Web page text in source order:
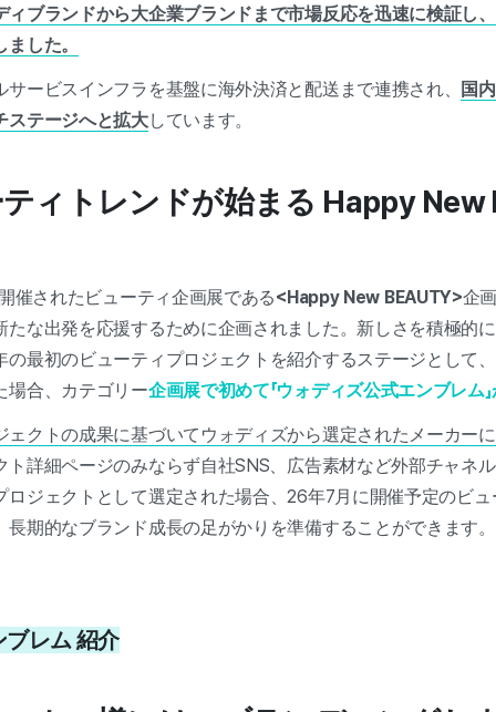
ィブランドから大企業ブランドまで市場反応を迅速に検証し
した。
ービスインフラを基盤に海外決済と配送まで連携され、
国
ステージへと拡大しています。
ィトレンドが始まる Happy New
催されたビューティ企画展である<Happy New BEAUTY>企
な出発を応援するために企画されました。新しさを積極的に
の最初のビューティプロジェクトを紹介するステージとして
場合、カテゴリー企画展で初めて「ウォディズ公式エンブレム
ェクトの成果に基づいてウォディズから選定されたメーカー
ト詳細ページのみならず自社SNS、広告素材など外部チャネ
ロジェクトとして選定された場合、26年7月に開催予定のビ
期的なブランド成長の足がかりを準備することができます。
レム 紹介